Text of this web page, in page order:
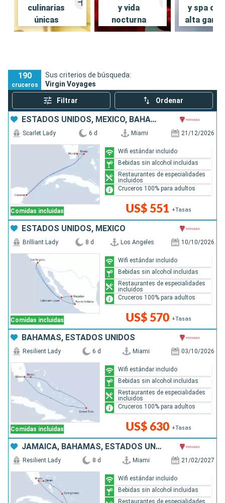
culinarias
únicas
y vida
nocturna
y spa de
alta gama
190
cruceros
Sus criterios de búsqueda:
Virgin Voyages
Filtrar Ordenar
ESTADOS UNIDOS, MÉXICO, BAHAMAS
Comidas incluidas
Scarlet Lady 6 d Miami 21/12/2026
US$ 551 +Tasas
Wifi estándar incluido
Bebidas sin alcohol incluidas
Restaurantes de especialidades
incluidos
Cruceros 100% para adultos
ESTADOS UNIDOS, MÉXICO
Comidas incluidas
Brilliant Lady 8 d Los Angeles 10/10/2026
US$ 570 +Tasas
Wifi estándar incluido
Bebidas sin alcohol incluidas
Restaurantes de especialidades
incluidos
Cruceros 100% para adultos
BAHAMAS, ESTADOS UNIDOS
Comidas incluidas
Resilient Lady 6 d Miami 03/10/2026
US$ 630 +Tasas
Wifi estándar incluido
Bebidas sin alcohol incluidas
Restaurantes de especialidades
incluidos
Cruceros 100% para adultos
JAMAICA, BAHAMAS, ESTADOS UNIDOS
Resilient Lady 8 d Miami 21/02/2027
Wifi estándar incluido
Bebidas sin alcohol incluidas
Restaurantes de especialidades